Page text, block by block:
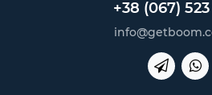
+38 (067) 523